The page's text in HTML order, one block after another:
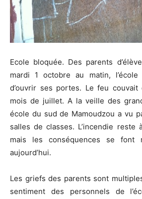
Ecole bloquée. Des parents
mardi 1 octobre au matin, l’école
d’ouvrir ses portes. Le feu
mois de juillet. A la veille des
école du sud de Mamoudzou a vu
salles de classes. L’incendie reste
mais les conséquences se font
aujourd’hui.
Les griefs des parents sont
sentiment des personnels de